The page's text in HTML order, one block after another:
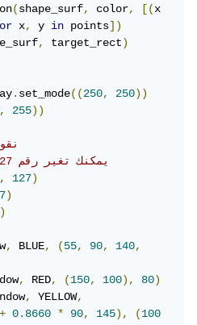
(50)
# يمكنك أن
تقوم بتغير رقم 50 إلى أي رقم بين 0 و 255
0, 0, 255))
. Surface((600,
)
((255 0, 0))
الأمثلة السابقة للتوضيح
تغلق النافذة تلقائيًا.
(shape_surf, color, [(
x, y in points])
, target_rect)
.set_mode((250, 250))
, 255))
#
# يمكنك تغير رقم 127 لكي تغير الشفافية
, 127)
)
)
, BLUE, (55, 90, 140,
, RED, (150, 100), 80)
, YELLOW,
+ 0.8660 * 90, 145), (100